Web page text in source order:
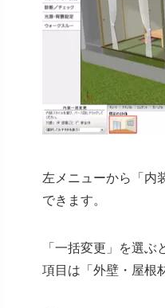
左メニューから「内
できます。
「一括変更」を選ぶ
項目は「外壁・屋根